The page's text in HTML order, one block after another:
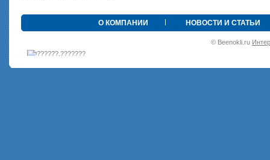
О КОМПАНИИ НОВОСТИ И СТАТЬИ
© Beenokli.ru
•